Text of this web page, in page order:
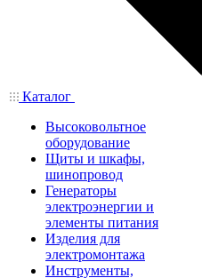
Каталог
Высоковольтное
оборудование
Щиты и шкафы,
шинопровод
Генераторы
электроэнергии и
элементы питания
Изделия для
электромонтажа
Инструменты,